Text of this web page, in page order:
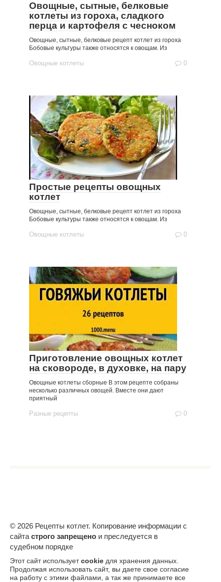
Овощные, сытные, белковые
котлеты из гороха, сладкого
перца и картофеля с чесноком
Овощные, сытные, белковые рецепт котлет из гороха
Бобовые культуры также относятся к овощам. Из
Овощные котлеты 0
Простые рецепты овощных
котлет
Овощные, сытные, белковые рецепт котлет из гороха
Бобовые культуры также относятся к овощам. Из
Овощные котлеты 0
Приготовление овощных котлет
на сковороде, в духовке, на пару
Овощные котлеты сборные В этом рецепте собраны
несколько различных овощей. Вместе они дают
приятный
Разные рецепты 0
© 2026 Рецепты котлет. Копирование информации с
сайта строго запрещено и преследуется в
судебном порядке
Этот сайт использует cookie для хранения данных.
Продолжая использовать сайт, вы даете свое согласие
на работу с этими файлами, а так же принимаете все